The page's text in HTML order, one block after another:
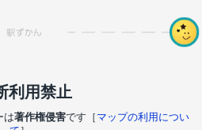
利用禁止
は著作権侵害です［ マップの利用につい